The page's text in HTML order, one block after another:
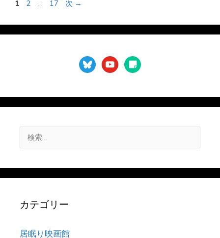
ペ
ジ
1
ペ
ジ
2 …
ペ
ジ
17 次 →
blueskyyoutubesticky-
note
索:
カテゴリー
居眠り映画館